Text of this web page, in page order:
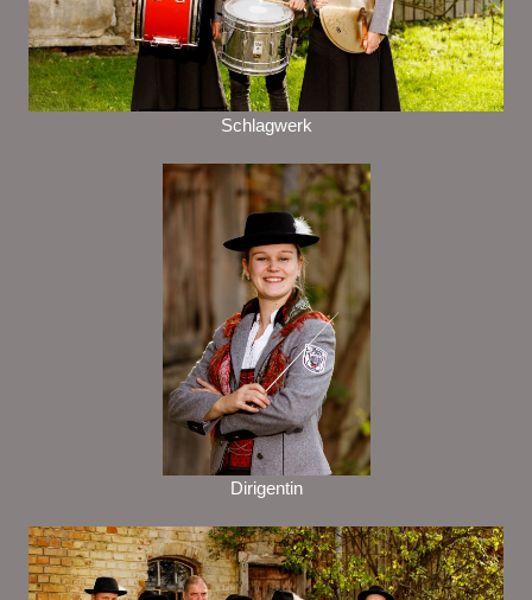
Schlagwerk
Dirigentin